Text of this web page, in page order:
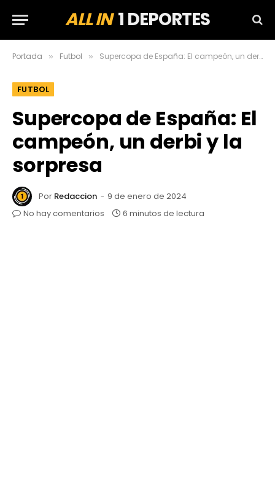
ALL IN1 DEPORTES
Portada » Futbol » Supercopa de España: El campeón, un derbi y la sorpresa
FUTBOL
Supercopa de España: El
campeón, un derbi y la
sorpresa
Por Redaccion
9 de enero de 2024
No hay comentarios
6 minutos de lectura